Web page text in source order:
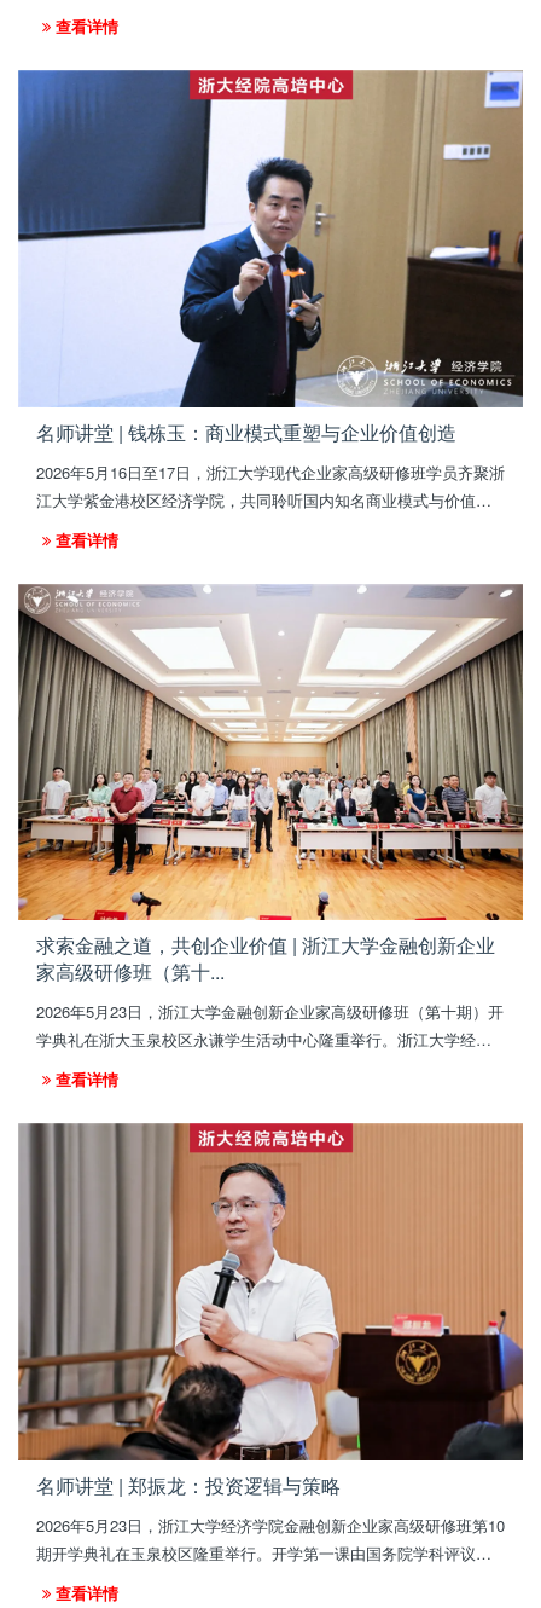
营企业聚焦科技创新，锻造核心引擎，不断在人工智能、新材料等
领域开辟新赛道、增添新动能，持续擦亮民营经济这张"金名片"。
查看详情
名师讲堂 | 钱栋玉：商业模式重塑与企业价值创造
2026年5月16日至17日，浙江大学现代企业家高级研修班学员齐聚浙
江大学紫金港校区经济学院，共同聆听国内知名商业模式与价值增
长专家钱栋玉老师带来的《商业模式重塑与企业价值创造》精彩课
程。
查看详情
求索金融之道，共创企业价值 | 浙江大学金融创新企业
家高级研修班（第十...
2026年5月23日，浙江大学金融创新企业家高级研修班（第十期）开
学典礼在浙大玉泉校区永谦学生活动中心隆重举行。浙江大学经济
学院党委副书记、纪委书记李济沅，浙江大学经济学院高级培训中
心主任叶宏伟出席典礼，与来自全国各地的企业家学员们共同见证
了这一重要时刻。
查看详情
名师讲堂 | 郑振龙：投资逻辑与策略
2026年5月23日，浙江大学经济学院金融创新企业家高级研修班第10
期开学典礼在玉泉校区隆重举行。开学第一课由国务院学科评议组
成员、国家“万人计划”领军人才、厦门大学金融工程学科学术带头人
查看详情